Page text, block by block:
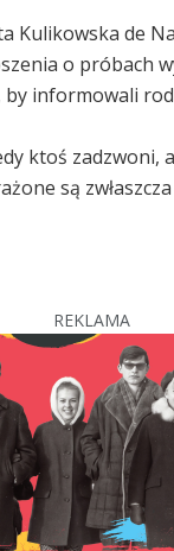
Kulikowska de
o próbach
by informowali
ktoś
są
REKLAMA